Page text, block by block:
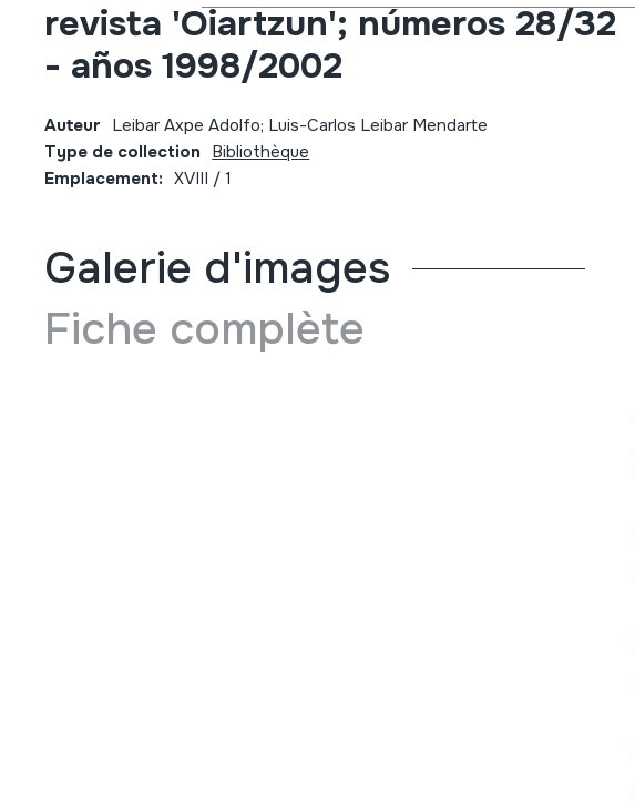
revista 'Oiartzun'; números 28/32
- años 1998/2002
Auteur Leibar Axpe Adolfo; Luis-Carlos Leibar Mendarte
Type de collection Bibliothèque
Emplacement: XVIII / 1
Galerie d'images
Fiche complète